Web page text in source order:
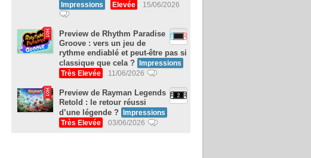
Impressions Elevée 15/06/2026
Preview de Rhythm Paradise
Groove : vers un jeu de
rythme endiablé et peut-être pas si
classique que cela ?
Impressions
Très Elevée
11/06/2026
Preview de Rayman Legends
Retold : le retour réussi
d’une légende ?
Impressions
Très Elevée
03/06/2026